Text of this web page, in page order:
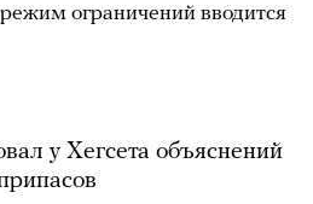
ограничений вводится
у Хегсета объяснений